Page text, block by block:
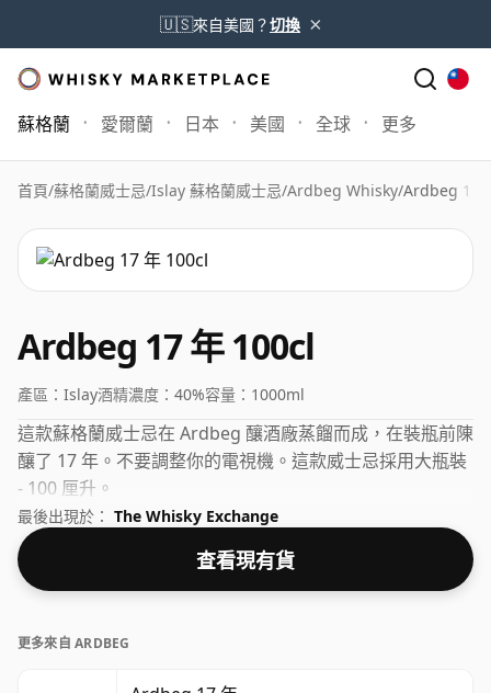
🇺🇸來自美國？切換 ×
蘇格蘭 愛爾蘭 日本 美國 全球 更多
首頁/蘇格蘭威士忌/Islay 蘇格蘭威士忌/Ardbeg Whisky/Ardbeg 17
Ardbeg 17 年 100cl
產區： Islay酒精濃度： 40%容量： 1000ml
這款蘇格蘭威士忌在 Ardbeg 釀酒廠蒸餾而成，在裝瓶前陳
釀了 17 年。不要調整你的電視機。這款威士忌採用大瓶裝
- 100 厘升。
最後出現於： The Whisky Exchange
查看現有貨
更多來自 ARDBEG